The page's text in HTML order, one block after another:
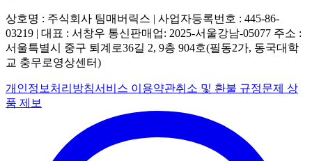
상호명 : 주식회사 팀매버릭스 | 사업자등록번호 : 445-86-
03219 | 대표 : 서창우 통신판매업: 2025-서울강남-05077 주소 :
서울특별시 중구 퇴계로36길 2, 9층 904호(필동2가, 동국대학
교 충무로영상센터)
개인정보처리방침서비스 이용약관취소 및 환불 규정문제 상
품 제보